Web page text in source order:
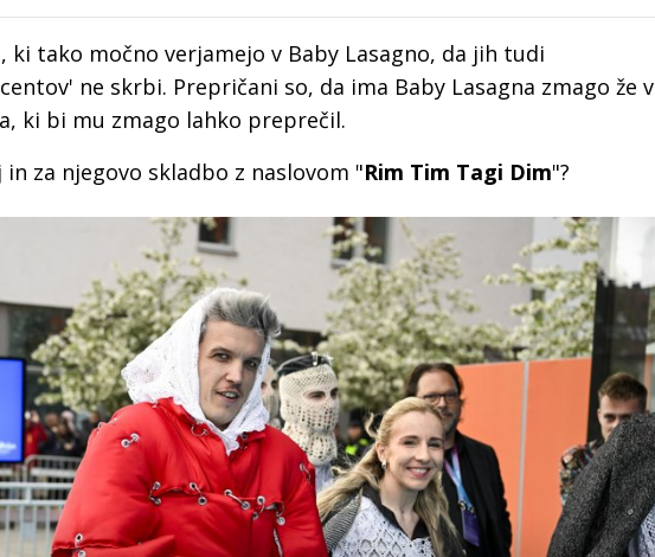
tako močno verjamejo v Baby Lasagno, da jih tudi
ne skrbi. Prepričani so, da ima Baby Lasagna zmago že v
ki bi mu zmago lahko preprečil.
za njegovo skladbo z naslovom "Rim Tim Tagi Dim"?